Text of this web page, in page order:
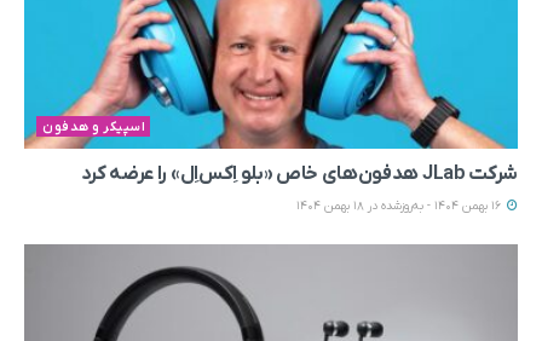
اسپیکر و هدفون
شرکت JLab هدفون‌های خاص «بلو اِکس‌اِل» را عرضه کرد